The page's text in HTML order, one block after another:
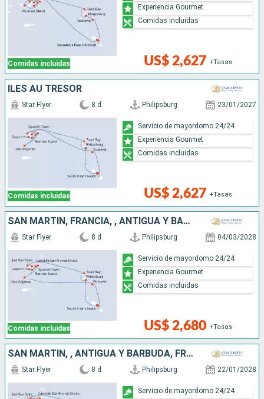
Comidas incluidas US$ 2,627 +Tasas
Experiencia Gourmet
Comidas incluidas
ÎLES AU TRÉSOR
Comidas incluidas
Star Flyer 8 d Philipsburg 23/01/2027
US$ 2,627 +Tasas
Servicio de mayordomo 24/24
Experiencia Gourmet
Comidas incluidas
SAN MARTÍN, FRANCIA, , ANTIGUA Y BARBUDA
Comidas incluidas
Star Flyer 8 d Philipsburg 04/03/2028
US$ 2,680 +Tasas
Servicio de mayordomo 24/24
Experiencia Gourmet
Comidas incluidas
SAN MARTÍN, , ANTIGUA Y BARBUDA, FRANCIA
Star Flyer 8 d Philipsburg 22/01/2028
Servicio de mayordomo 24/24